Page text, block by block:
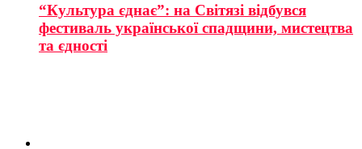
“Культура єднає”: на Світязі відбувся
фестиваль української спадщини, мистецтва
та єдності